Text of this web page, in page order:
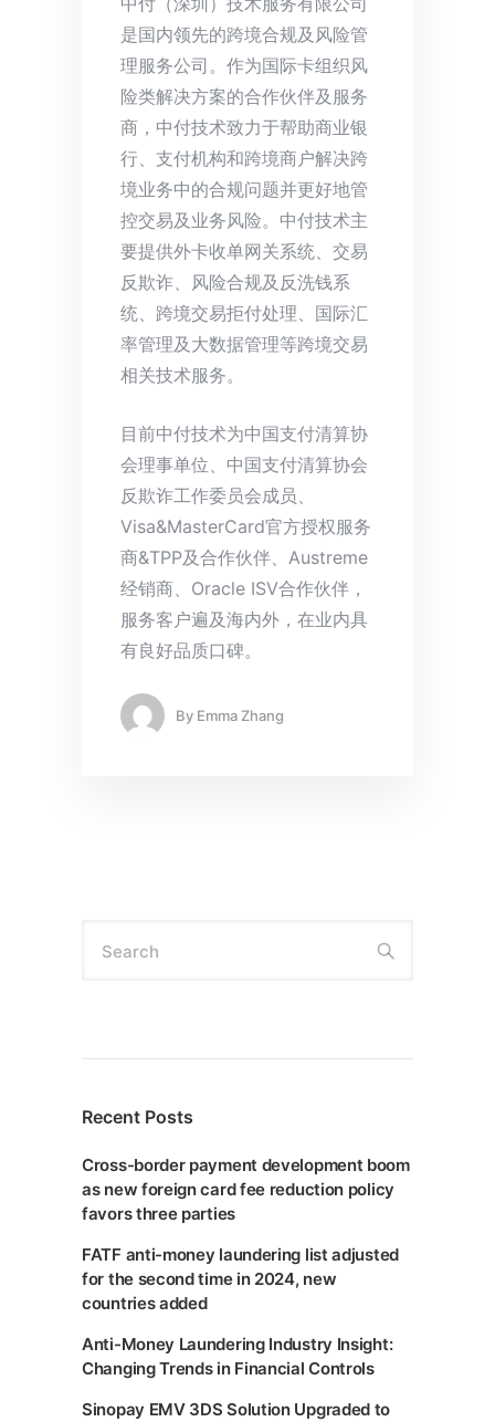
是国内领先的跨境合规及风险管
理服务公司。作为国际卡组织风
险类解决方案的合作伙伴及服务
商，中付技术致力于帮助商业银
行、支付机构和跨境商户解决跨
境业务中的合规问题并更好地管
控交易及业务风险。中付技术主
要提供外卡收单网关系统、交易
反欺诈、风险合规及反洗钱系
统、跨境交易拒付处理、国际汇
率管理及大数据管理等跨境交易
相关技术服务。
目前中付技术为中国支付清算协
会理事单位、中国支付清算协会
反欺诈工作委员会成员、
Visa&MasterCard官方授权服务
商&TPP及合作伙伴、Austreme
经销商、Oracle ISV合作伙伴，
服务客户遍及海内外，在业内具
有良好品质口碑。
By Emma Zhang
Search
Recent Posts
Cross-border payment development boom
as new foreign card fee reduction policy
favors three parties
FATF anti-money laundering list adjusted
for the second time in 2024, new
countries added
Anti-Money Laundering Industry Insight:
Changing Trends in Financial Controls
Sinopay EMV 3DS Solution Upgraded to